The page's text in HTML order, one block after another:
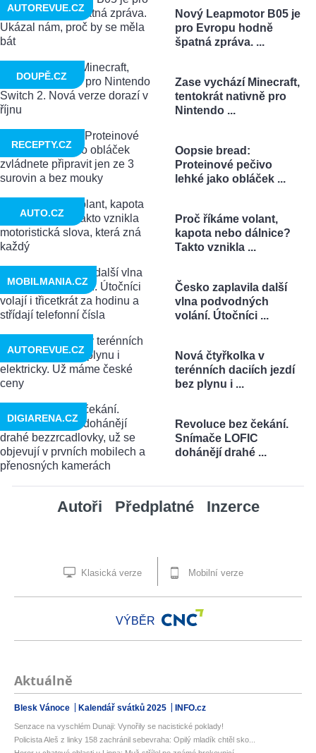
Nový Leapmotor B05 je
pro Evropu hodně
špatná zpráva. ...
AUTOREVUE.CZ
Zase vychází Minecraft,
tentokrát nativně pro
Nintendo ...
DOUPĚ.CZ
Oopsie bread:
Proteinové pečivo
lehké jako obláček ...
RECEPTY.CZ
Proč říkáme volant,
kapota nebo dálnice?
Takto vznikla ...
AUTO.CZ
Česko zaplavila další
vlna podvodných
volání. Útočníci ...
MOBILMANIA.CZ
Nová čtyřkolka v
terénních daciích jezdí
bez plynu i ...
AUTOREVUE.CZ
Revoluce bez čekání.
Snímače LOFIC
dohánějí drahé ...
DIGIARENA.CZ
Autoři Předplatné Inzerce
Klasická verze Mobilní verze
VÝBĚR
Aktuálně
Blesk Vánoce Kalendář svátků 2025 INFO.cz
Senzace na vyschlém Dunaji: Vynořily se nacistické poklady!
Policista Aleš z linky 158 zachránil sebevraha: Opilý mladík chtěl sko...